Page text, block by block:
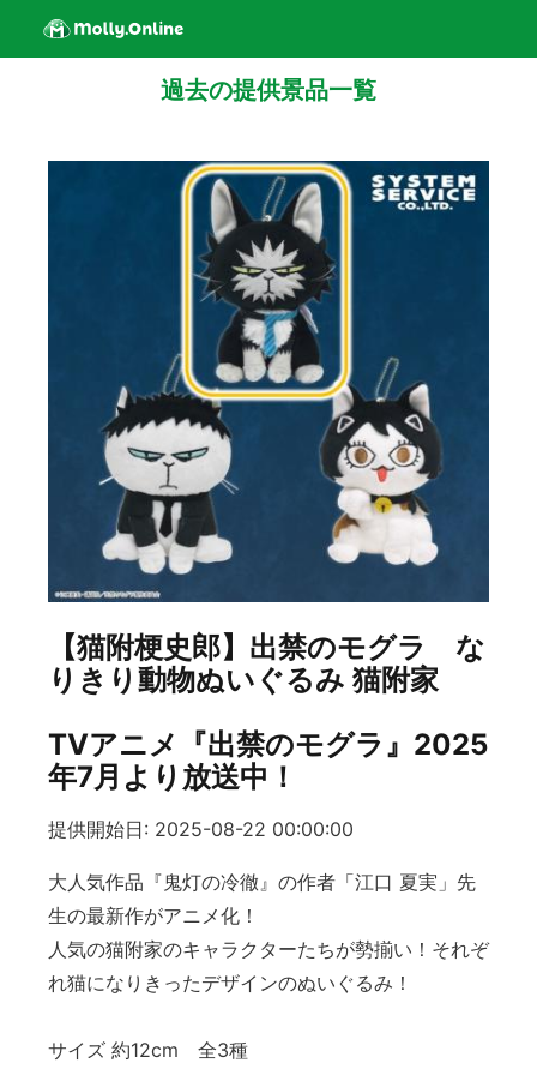
過去の提供景品一覧
【猫附梗史郎】出禁のモグラ な
りきり動物ぬいぐるみ 猫附家
TVアニメ『出禁のモグラ』2025
年7月より放送中！
提供開始日: 2025-08-22 00:00:00
大人気作品『鬼灯の冷徹』の作者「江口 夏実」先
生の最新作がアニメ化！
人気の猫附家のキャラクターたちが勢揃い！それぞ
れ猫になりきったデザインのぬいぐるみ！
サイズ 約12cm 全3種